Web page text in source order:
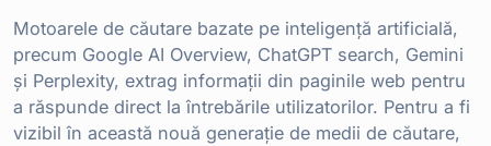
Motoarele de căutare bazate pe inteligență artificială,
precum Google AI Overview, ChatGPT search, Gemini
și Perplexity, extrag informații din paginile web pentru
a răspunde direct la întrebările utilizatorilor. Pentru a fi
vizibil în această nouă generație de medii de căutare,